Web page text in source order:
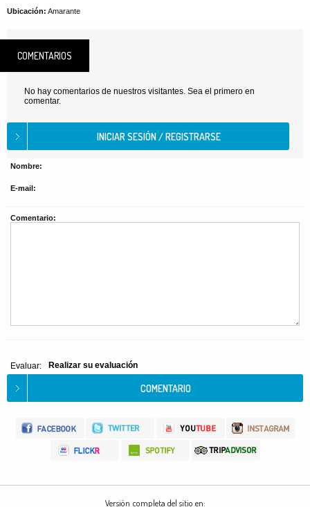
Ubicación: Amarante
COMENTARIOS
No hay comentarios de nuestros visitantes. Sea el primero en
comentar.
Nombre:
E-mail:
Comentario:
Evaluar: Realizar su evaluación
Versión completa del sitio en: